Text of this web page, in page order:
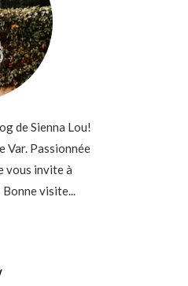
de Sienna Lou!
Var. Passionnée
vous invite à
visite...